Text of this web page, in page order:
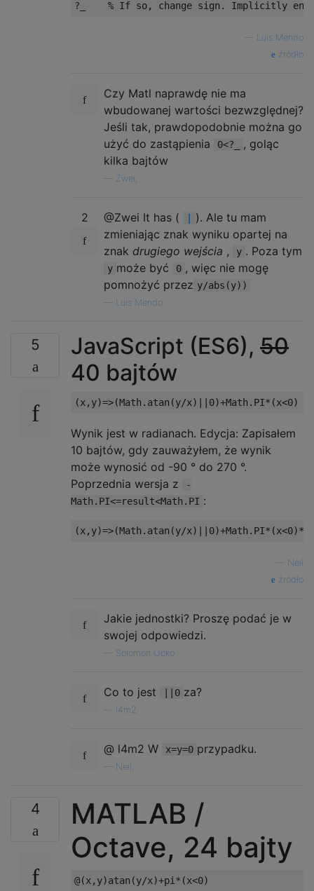
Luis Mendo
źródło
Czy Matl naprawdę nie ma
wbudowanej wartości bezwzględnej?
Jeśli tak, prawdopodobnie można go
użyć do zastąpienia
0<?_
, goląc
kilka bajtów
Zwei,
2 @Zwei It has (
). Ale tu mam
zmieniając znak wyniku opartej na
znak drugiego wejścia , y . Poza tym
y może być 0 , więc nie mogę
pomnożyć przez y/abs(y))
Luis Mendo
5 JavaScript (ES6), 50
40 bajtów
Wynik jest w radianach. Edycja: Zapisałem
10 bajtów, gdy zauważyłem, że wynik
może wynosić od -90 ° do 270 °.
Poprzednia wersja z
-
Math.PI<=result<Math.PI :
Neil
źródło
Jakie jednostki? Proszę podać je w
swojej odpowiedzi.
Solomon Ucko
Co to jest ||0 za?
l4m2
@ l4m2 W x=y=0 przypadku.
Neil,
4
MATLAB /
Octave, 24 bajty